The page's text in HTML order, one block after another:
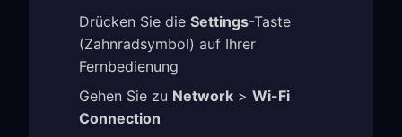
Drücken Sie die Settings-Taste
(Zahnradsymbol) auf Ihrer
Fernbedienung
Gehen Sie zu Network > Wi-Fi
Connection